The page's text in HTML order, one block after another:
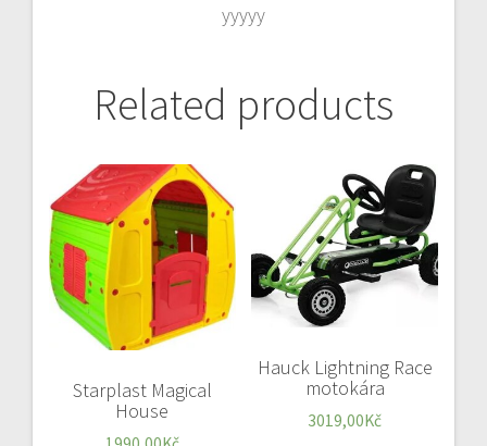
yyyyy
Related products
Starplast Magical
House
Hauck Lightning Race
motokára
3019,00Kč